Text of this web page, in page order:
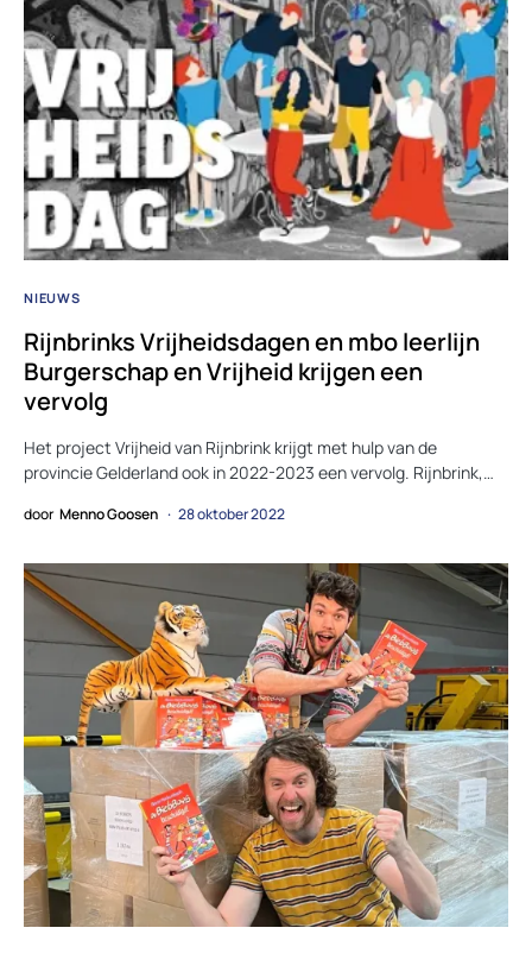
NIEUWS
Rijnbrinks Vrijheidsdagen en mbo leerlijn
Burgerschap en Vrijheid krijgen een
vervolg
Het project Vrijheid van Rijnbrink krijgt met hulp van de
provincie Gelderland ook in 2022-2023 een vervolg. Rijnbrink,…
door Menno Goosen 28 oktober 2022